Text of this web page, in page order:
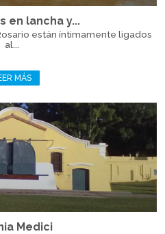
en lancha y...
están íntimamente ligados
al...
MÁS
Medici